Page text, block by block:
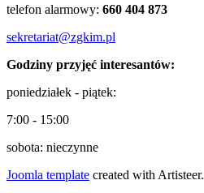
telefon alarmowy: 660 404 873
sekretariat@zgkim.pl
Godziny przyjęć interesantów:
poniedziałek - piątek:
7:00 - 15:00
sobota: nieczynne
Joomla template created with Artisteer.